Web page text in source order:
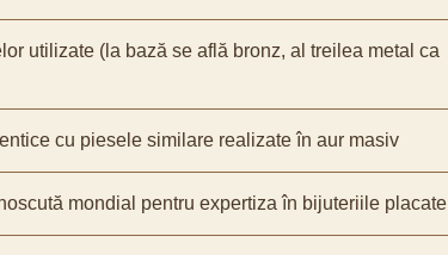
utilizate (la bază se află bronz, al treilea metal ca
cu piesele similare realizate în aur masiv
mondial pentru expertiza în bijuteriile placate